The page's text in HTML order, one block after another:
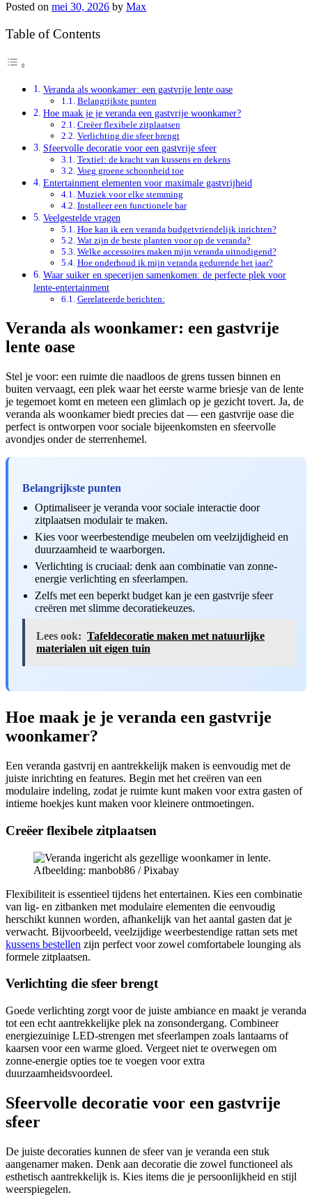
Posted on mei 30, 2026 by Max
Table of Contents
Veranda als woonkamer: een gastvrije lente oase
Belangrijkste punten
Hoe maak je je veranda een gastvrije woonkamer?
Creëer flexibele zitplaatsen
Verlichting die sfeer brengt
Sfeervolle decoratie voor een gastvrije sfeer
Textiel: de kracht van kussens en dekens
Voeg groene schoonheid toe
Entertainment elementen voor maximale gastvrijheid
Muziek voor elke stemming
Installeer een functionele bar
Veelgestelde vragen
Hoe kan ik een veranda budgetvriendelijk inrichten?
Wat zijn de beste planten voor op de veranda?
Welke accessoires maken mijn veranda uitnodigend?
Hoe onderhoud ik mijn veranda gedurende het jaar?
Waar suiker en specerijen samenkomen: de perfecte plek voor
lente-entertainment
Gerelateerde berichten:
Veranda als woonkamer: een gastvrije
lente oase
Stel je voor: een ruimte die naadloos de grens tussen binnen en
buiten vervaagt, een plek waar het eerste warme briesje van de lente
je tegemoet komt en meteen een glimlach op je gezicht tovert. Ja, de
veranda als woonkamer biedt precies dat — een gastvrije oase die
perfect is ontworpen voor sociale bijeenkomsten en sfeervolle
avondjes onder de sterrenhemel.
Belangrijkste punten
Optimaliseer je veranda voor sociale interactie door
zitplaatsen modulair te maken.
Kies voor weerbestendige meubelen om veelzijdigheid en
duurzaamheid te waarborgen.
Verlichting is cruciaal: denk aan combinatie van zonne-
energie verlichting en sfeerlampen.
Zelfs met een beperkt budget kan je een gastvrije sfeer
creëren met slimme decoratiekeuzes.
Lees ook: Tafeldecoratie maken met natuurlijke
materialen uit eigen tuin
Hoe maak je je veranda een gastvrije
woonkamer?
Een veranda gastvrij en aantrekkelijk maken is eenvoudig met de
juiste inrichting en features. Begin met het creëren van een
modulaire indeling, zodat je ruimte kunt maken voor extra gasten of
intieme hoekjes kunt maken voor kleinere ontmoetingen.
Creëer flexibele zitplaatsen
Afbeelding: manbob86 / Pixabay
Flexibiliteit is essentieel tijdens het entertainen. Kies een combinatie
van lig- en zitbanken met modulaire elementen die eenvoudig
herschikt kunnen worden, afhankelijk van het aantal gasten dat je
verwacht. Bijvoorbeeld, veelzijdige weerbestendige rattan sets met
kussens bestellen zijn perfect voor zowel comfortabele lounging als
formele zitplaatsen.
Verlichting die sfeer brengt
Goede verlichting zorgt voor de juiste ambiance en maakt je veranda
tot een echt aantrekkelijke plek na zonsondergang. Combineer
energiezuinige LED-strengen met sfeerlampen zoals lantaarns of
kaarsen voor een warme gloed. Vergeet niet te overwegen om
zonne-energie opties toe te voegen voor extra
duurzaamheidsvoordeel.
Sfeervolle decoratie voor een gastvrije
sfeer
De juiste decoraties kunnen de sfeer van je veranda een stuk
aangenamer maken. Denk aan decoratie die zowel functioneel als
esthetisch aantrekkelijk is. Kies items die je persoonlijkheid en stijl
weerspiegelen.